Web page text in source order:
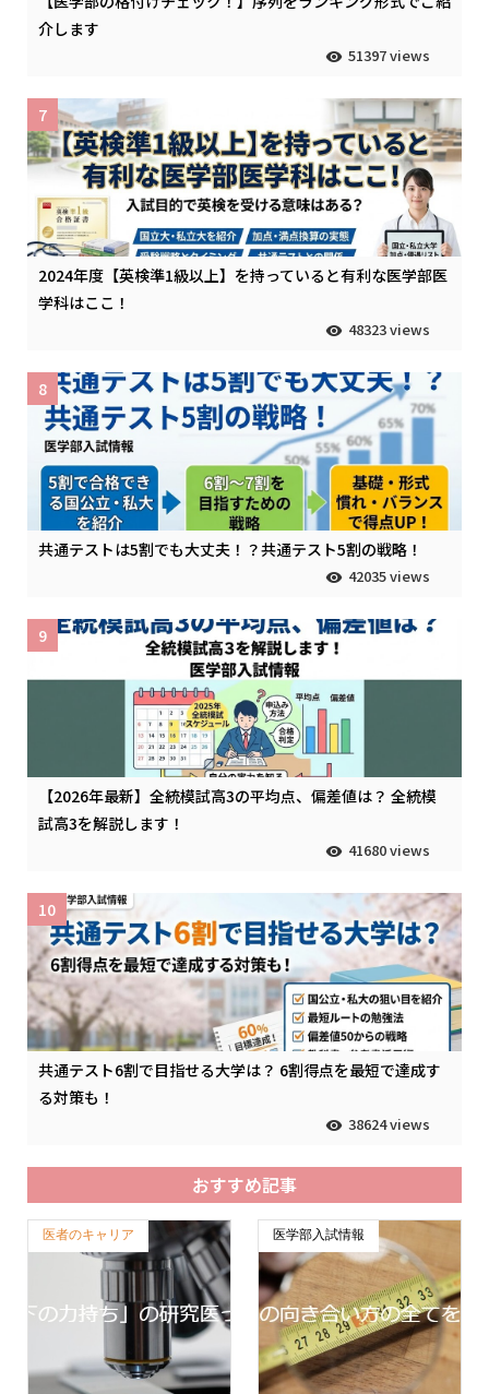
介します
51397 views
2024年度【英検準1級以上】を持っていると有利な医学部医
学科はここ！
48323 views
7
共通テストは5割でも大丈夫！？共通テスト5割の戦略！
42035 views
8
【2026年最新】全統模試高3の平均点、偏差値は？ 全統模
試高3を解説します！
41680 views
9
共通テスト6割で目指せる大学は？ 6割得点を最短で達成す
る対策も！
38624 views
10
おすすめ記事
医者のキャリア 医学部入試情報